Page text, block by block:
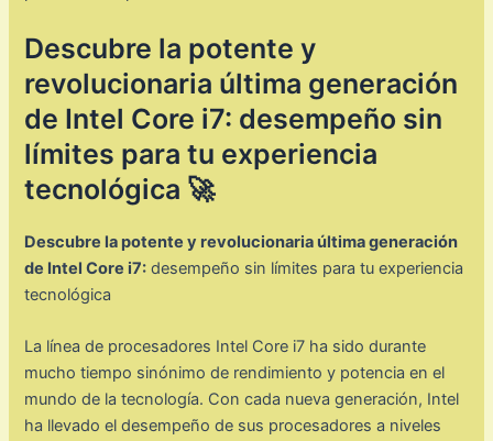
Descubre la potente y
revolucionaria última generación
de Intel Core i7: desempeño sin
límites para tu experiencia
tecnológica 🚀
Descubre la potente y revolucionaria última generación
de Intel Core i7: desempeño sin límites para tu experiencia
tecnológica
La línea de procesadores Intel Core i7 ha sido durante
mucho tiempo sinónimo de rendimiento y potencia en el
mundo de la tecnología. Con cada nueva generación, Intel
ha llevado el desempeño de sus procesadores a niveles